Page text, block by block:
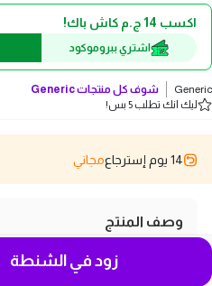
اكسب 14 ج.م كاش باك!
اشتري ببروموكود
Generic شوف كل منتجاتGeneric
ليك انك تطلب 5 بس!
14 يوم إسترجاع مجاني
وصف المنتج
تقدم لكم نظام ري بالتنقيط
لعشاق الزراعة ورعاية
زود في الشنطة